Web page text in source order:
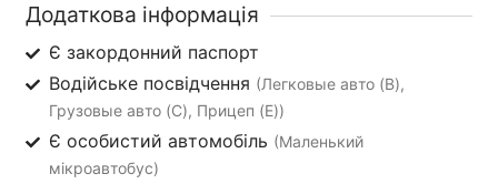
Додаткова інформація
Є закордонний паспорт
Водійське посвідчення (Легковые авто (B),
Грузовые авто (C), Прицеп (E))
Є особистий автомобіль (Маленький
мікроавтобус)